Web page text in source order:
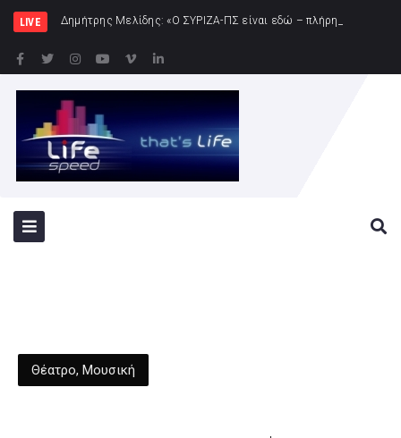
LIVE
Θέατρο, Μουσική